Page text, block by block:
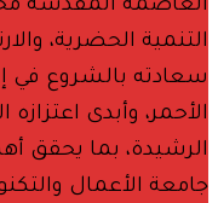
العاصمة المقدسة
التنمية الحضرية،
سعادته بالشروع في
الأحمر، وأبدى
الرشيدة، بما يحقق